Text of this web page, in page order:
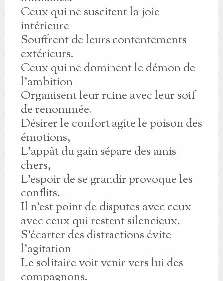
Ceux qui ne suscitent la joie
intérieure
Souffrent de leurs contentements
extérieurs.
Ceux qui ne dominent le démon de
l’ambition
Organisent leur ruine avec leur soif
de renommée.
Désirer le confort agite le poison des
émotions,
L’appât du gain sépare des amis
chers,
L’espoir de se grandir provoque les
conflits.
Il n’est point de disputes avec ceux
avec ceux qui restent silencieux.
S’écarter des distractions évite
l’agitation
Le solitaire voit venir vers lui des
compagnons.